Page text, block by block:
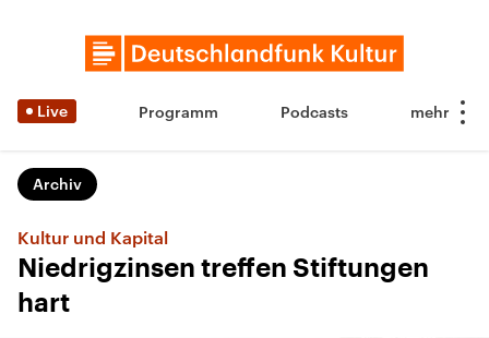
Live Programm Podcasts
Archiv
Kultur und Kapital
Niedrigzinsen treffen Stiftungen
hart